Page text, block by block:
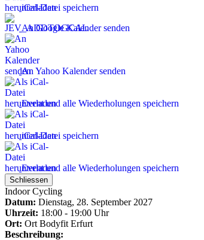
iCal-Datei speichern
An Google Kalender senden
An Yahoo Kalender senden
Event und alle Wiederholungen speichern
iCal-Datei speichern
Event und alle Wiederholungen speichern
Schliessen
Indoor Cycling
Datum: Dienstag, 28. September 2027
Uhrzeit: 18:00 - 19:00 Uhr
Ort: Ort Bodyfit Erfurt
Beschreibung: